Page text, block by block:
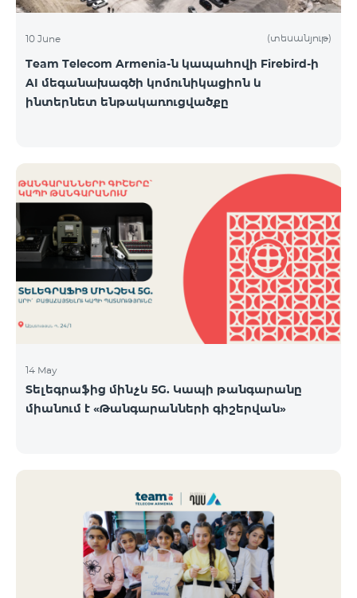
10 June (տեսանյութ)
Team Telecom Armenia-ն կապահովի Firebird-ի
AI մեգանախագծի կոմունիկացիոն և
ինտերնետ ենթակառուցվածքը
14 May
Տելեգրաֆից մինչև 5G. Կապի թանգարանը
միանում է «Թանգարանների գիշերվան»